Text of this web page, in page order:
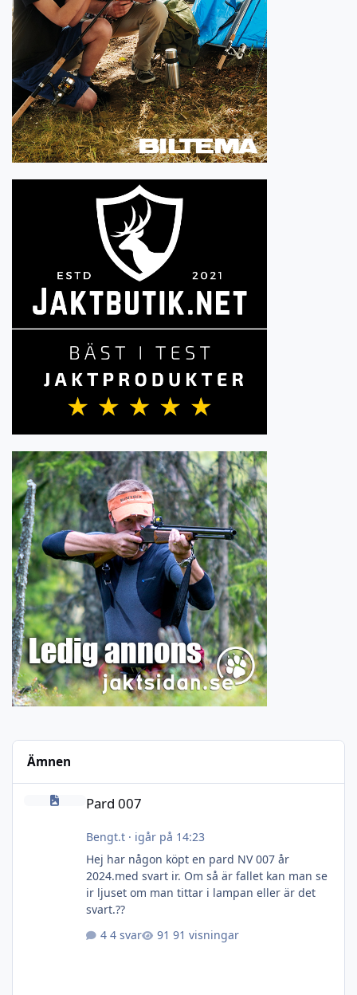
Ämnen
Pard 007
Pard 007
Bengt.t· igår på 14:23
Hej har någon köpt en pard NV 007 år
2024.med svart ir. Om så är fallet kan man se
ir ljuset om man tittar i lampan eller är det
svart.??
4 svar
91 visningar